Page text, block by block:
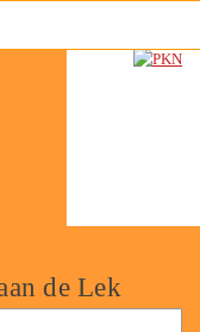
de Lek